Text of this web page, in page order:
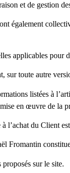
et de gestion
également
applicables pour
sur toute autre
listées à
en œuvre de la
du Client
Fromantin
sur le site.